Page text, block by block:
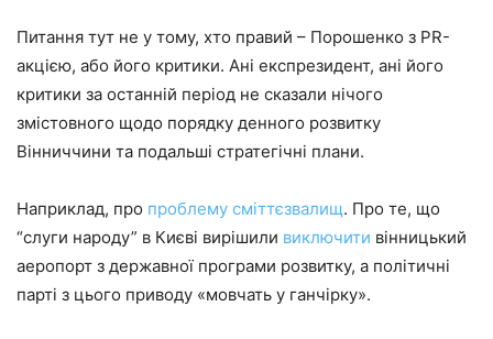
Питання тут не у тому, хто правий – Порошенко з PR-
акцією, або його критики. Ані експрезидент, ані його
критики за останній період не сказали нічого
змістовного щодо порядку денного розвитку
Вінниччини та подальші стратегічні плани.
Наприклад, про проблему сміттєзвалищ. Про те, що
“слуги народу” в Києві вирішили виключити вінницький
аеропорт з державної програми розвитку, а політичні
парті з цього приводу «мовчать у ганчірку».